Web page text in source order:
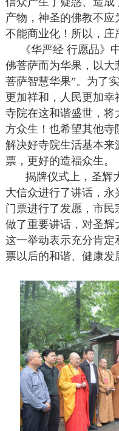
产物，神圣的佛教不应
不能商业化！所以，庄
《华严经 行愿品》
佛菩萨而为华果，以
菩萨智慧华果”。为了
更加祥和，人民更加
寺院在这和谐盛世，
方众生！也希望其他
解决好寺院生活基本来
票，更好的造福众生。
揭牌仪式上，圣辉
大信众进行了讲话，永
门票进行了发愿，市
做了重要讲话，对圣辉
这一举动表示充分肯定
票以后的和谐、健康发